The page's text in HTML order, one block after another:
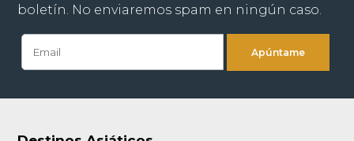
boletín. No enviaremos spam en ningún caso.